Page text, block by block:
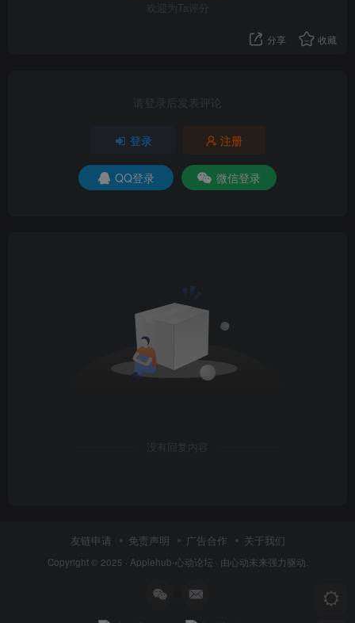
欢迎为Ta评分
分享 收藏
请登录后发表评论
登录 注册
QQ登录 微信登录
没有回复内容
友链申请 免责声明 广告合作 关于我们
Copyright © 2025 · Applehub-心动论坛 · 由心动未来强力驱动.